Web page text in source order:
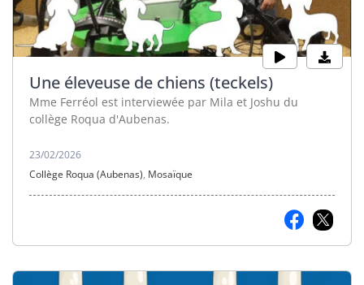
Une éleveuse de chiens (teckels)
Mme Ferréol est interviewée par Mila et Joshu du
collège Roqua d'Aubenas.
23/02/2026
Collège Roqua (Aubenas), Mosaïque